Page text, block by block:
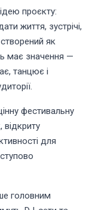
проєкту:
життя, зустрічі,
як
має значення —
танцює і
фестивальну
відкриту
для
головним